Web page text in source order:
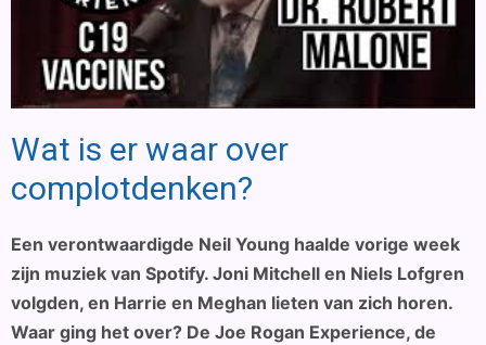
Wat is er waar over
complotdenken?
Een verontwaardigde Neil Young haalde vorige week
zijn muziek van Spotify. Joni Mitchell en Niels Lofgren
volgden, en Harrie en Meghan lieten van zich horen.
Waar ging het over? De Joe Rogan Experience, de